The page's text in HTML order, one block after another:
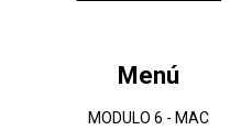
Menú
MODULO 6 - MAC